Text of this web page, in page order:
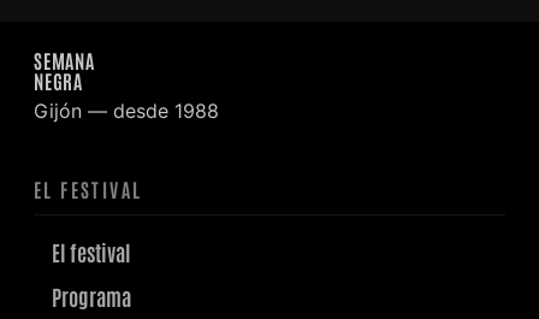
SEMANA
NEGRA
Gijón — desde 1988
EL FESTIVAL
El festival
Programa